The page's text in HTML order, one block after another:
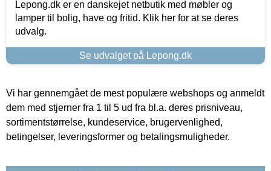
Lepong.dk er en danskejet netbutik med møbler og
lamper til bolig, have og fritid. Klik her for at se deres
udvalg.
Se udvalget på Lepong.dk
Vi har gennemgået de mest populære webshops og anmeldt
dem med stjerner fra 1 til 5 ud fra bl.a. deres prisniveau,
sortimentstørrelse, kundeservice, brugervenlighed,
betingelser, leveringsformer og betalingsmuligheder.